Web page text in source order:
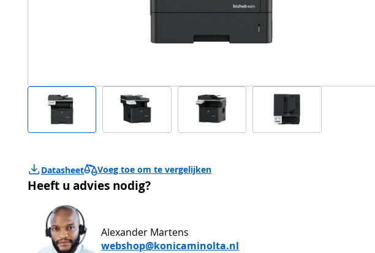
Datasheet Voeg toe om te vergelijken
Heeft u advies nodig?
Alexander Martens
webshop@konicaminolta.nl